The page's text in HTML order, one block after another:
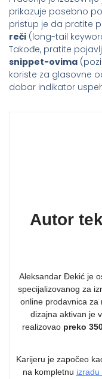
prikazuje posebno
pristup je da pratite
reči (long-tail
Takođe, pratite
snippet-ovima
koriste za glasovne
dobar indikator
Autor
Aleksandar Đekić je
specijalizovanog za
online prodavnica za
dizajna aktivan je
realizovao preko
Karijeru je započeo
na kompletnu izradu